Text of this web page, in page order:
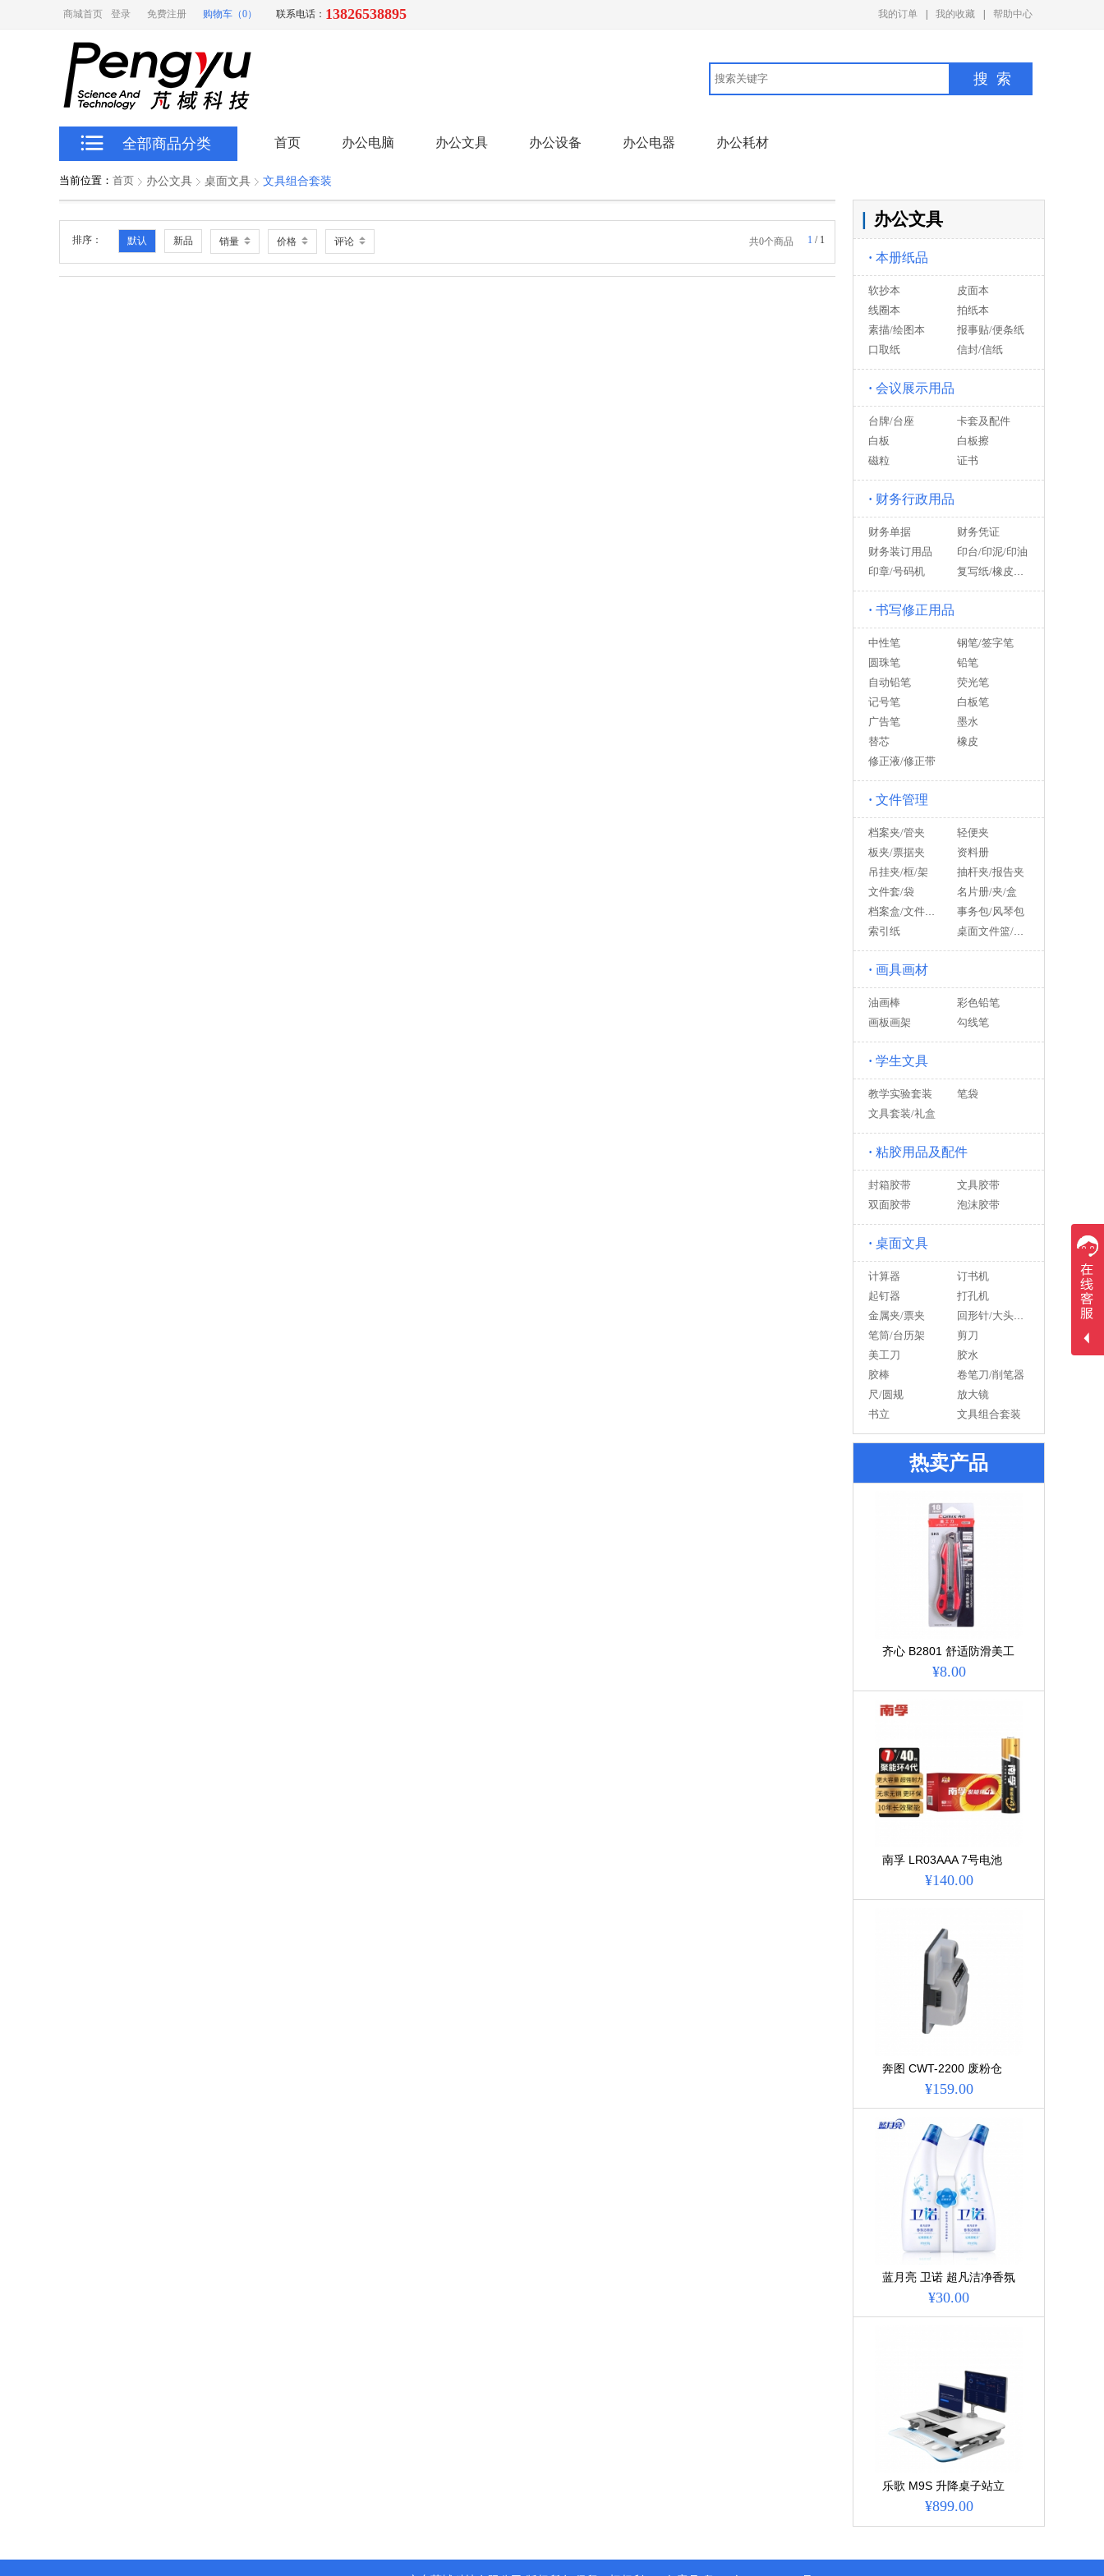
商城首页 登录 免费注册 购物车（0） 联系电话： 13826538895 我的订单 我的收藏 帮助中心
全部商品分类 首页 办公电脑 办公文具 办公设备 办公电器 办公耗材
当前位置： 首页 办公文具 桌面文具 文具组合套装
| 办公文具
· 本册纸品
软抄本
皮面本
线圈本
拍纸本
素描/绘图本
报事贴/便条纸
口取纸
信封/信纸
· 会议展示用品
台牌/台座
卡套及配件
白板
白板擦
磁粒
证书
· 财务行政用品
财务单据
财务凭证
财务装订用品
印台/印泥/印油
印章/号码机
复写纸/橡皮筋/海绵缸
· 书写修正用品
中性笔
钢笔/签字笔
圆珠笔
铅笔
自动铅笔
荧光笔
记号笔
白板笔
广告笔
墨水
替芯
橡皮
修正液/修正带
· 文件管理
档案夹/管夹
轻便夹
板夹/票据夹
资料册
吊挂夹/框/架
抽杆夹/报告夹
文件套/袋
名片册/夹/盒
档案盒/文件盒/整理盒
事务包/风琴包
索引纸
桌面文件篮/架/盘/柜
· 画具画材
油画棒
彩色铅笔
画板画架
勾线笔
· 学生文具
教学实验套装
笔袋
文具套装/礼盒
· 粘胶用品及配件
封箱胶带
文具胶带
双面胶带
泡沫胶带
· 桌面文具
计算器
订书机
起钉器
打孔机
金属夹/票夹
回形针/大头针/订书针/图钉
笔筒/台历架
剪刀
美工刀
胶水
胶棒
卷笔刀/削笔器
尺/圆规
放大镜
书立
文具组合套装
热卖产品
齐心 B2801 舒适防滑美工
刀(18MM 大号) 配 单位:
¥8.00
南孚 LR03AAA 7号电池
聚能环4代 60粒/盒 单位:
¥140.00
奔图 CWT-2200 废粉仓
¥159.00
蓝月亮 卫诺 超凡洁净香氛
洁厕液沁香花园香 500g*2
¥30.00
乐歌 M9S 升降桌子站立
式电脑桌 折叠桌升降台 白
¥899.00
排序： 默认 新品 销量 价格 评论 共0个商品 1 / 1